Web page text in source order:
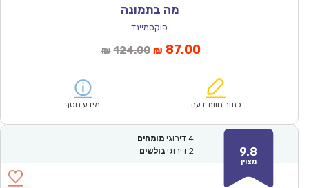
מה בתמונה
פוקסמיינד
₪ 124.00המחיר
₪124.00.
₪ 87.00המחיר
הוא:
כתוב חוות דעת מידע נוסף
9.8
מצוין
4 דירוגי מומחים
2 דירוגי גולשים